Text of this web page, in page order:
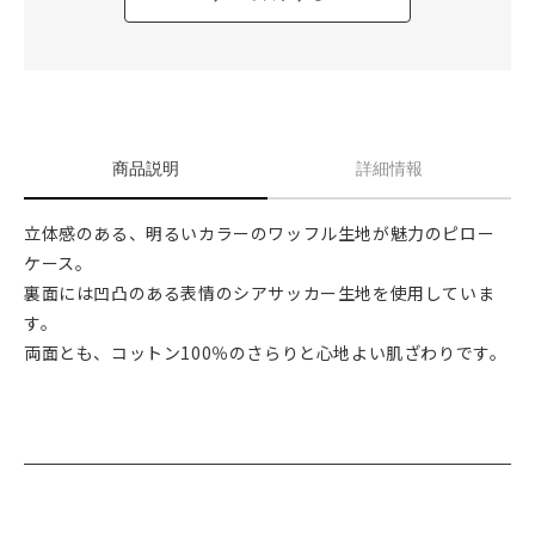
商品説明 詳細情報
立体感のある、明るいカラーのワッフル生地が魅力のピロー
ケース。
裏面には凹凸のある表情のシアサッカー生地を使用していま
す。
両面とも、コットン100％のさらりと心地よい肌ざわりです。